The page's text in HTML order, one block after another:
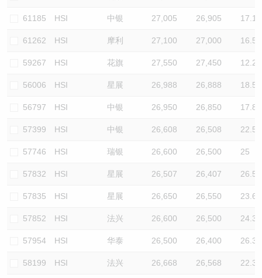
61185 HSI 中银 27,005 26,905 17.1
61262 HSI 摩利 27,100 27,000 16.5
59267 HSI 花旗 27,550 27,450 12.2
56006 HSI 星展 26,988 26,888 18.5
56797 HSI 中银 26,950 26,850 17.8
57399 HSI 中银 26,608 26,508 22.5
57746 HSI 瑞银 26,600 26,500 25
57832 HSI 星展 26,507 26,407 26.5
57835 HSI 星展 26,650 26,550 23.6
57852 HSI 法兴 26,600 26,500 24.3
57954 HSI 华泰 26,500 26,400 26.3
58199 HSI 法兴 26,668 26,568 22.3